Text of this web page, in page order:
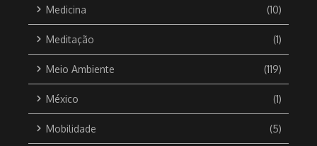
Medicina (10)
Meditação (1)
Meio Ambiente (119)
México (1)
Mobilidade (5)